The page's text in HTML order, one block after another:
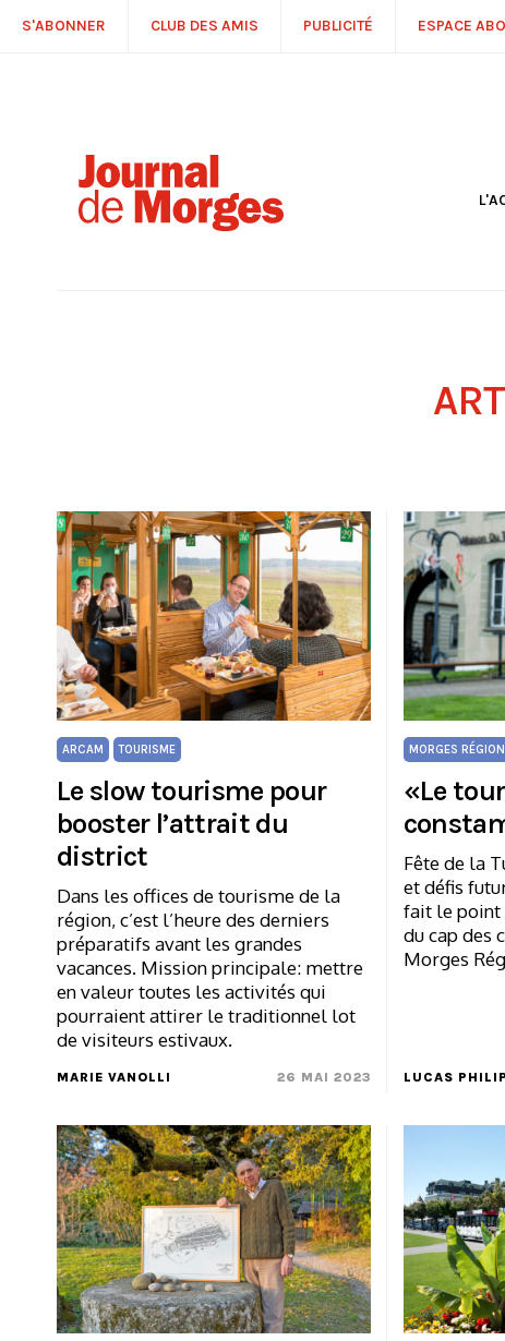
S'ABONNER CLUB DES AMIS PUBLICITÉ ESPACE
ARCAM TOURISME
Le slow tourisme pour
booster l’attrait du
district
Dans les offices de tourisme de la
région, c’est l’heure des derniers
préparatifs avant les grandes
vacances. Mission principale: mettre
en valeur toutes les activités qui
pourraient attirer le traditionnel lot
de visiteurs estivaux.
MARIE VANOLLI 26 MAI 2023
MORGES
«Le
Fête de la
et défis
fait le point
du cap des
Morges
LUCAS